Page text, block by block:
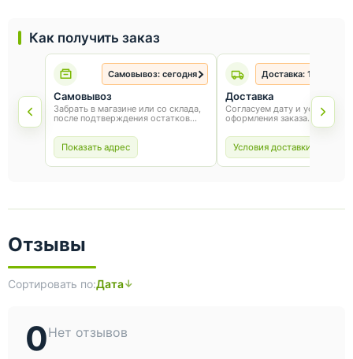
Как получить заказ
Самовывоз: сегодня
Самовывоз
Забрать в магазине или со склада,
после подтверждения остатков
Показать адрес
Доставка: 1-3
Доставка
Согласуем дату и условия
оформления заказа.
Условия доставки
Отзывы
Сортировать по:Дата
0Нет отзывов